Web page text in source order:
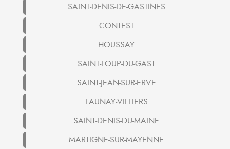
SAINT-DENIS-DE-GASTINES
CONTEST
HOUSSAY
SAINT-LOUP-DU-GAST
SAINT-JEAN-SUR-ERVE
LAUNAY-VILLIERS
SAINT-DENIS-DU-MAINE
MARTIGNE-SUR-MAYENNE